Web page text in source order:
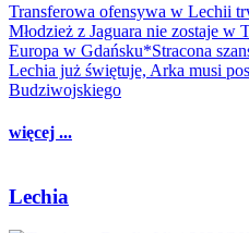
Transferowa ofensywa w Lechii
Młodzież z Jaguara nie zostaje w
Europa w Gdańsku*Stracona
Lechia już świętuje, Arka musi
Budziwojskiego
więcej ...
Lechia